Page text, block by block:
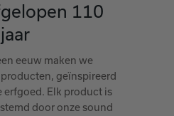
110
jaar
eeuw maken we
geïnspireerd
erfgoed. Elk product is
door onze sound